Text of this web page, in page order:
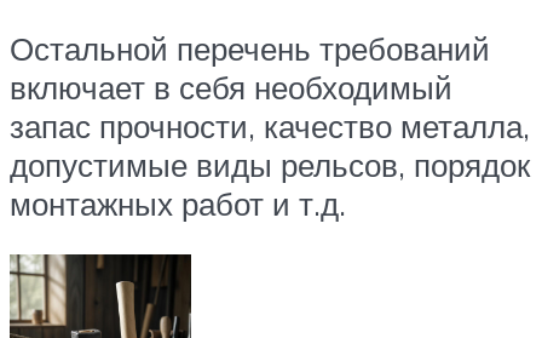
Остальной перечень требований
включает в себя необходимый
запас прочности, качество металла,
допустимые виды рельсов, порядок
монтажных работ и т.д.